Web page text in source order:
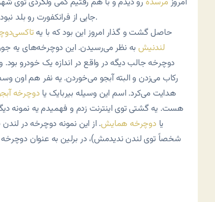
جایی از فرانکفورت رو بلد نبود و به هر حال مجبور بودیم از توی نقشه مسیریابی کنیم.
حاصل گشت و گذار امروز این بود که با یه
لندنیش به نظر می‌رسیدن. این دوچرخه‌های یه
دوچرخه جالب دیگه در واقع در اندازه یک خودرو
رکاب می‌زدن و البته آبجو می‌خوردن. یه نفر هم
هدایت می‌کرد. اسم این وسیله بیربایک یا دوچرخه
هست. یه گشتی توی اینترنت زدم و فهمیدم یه نمونه
یا دوچرخه همایش. از این نمونه دوچرخه در
شخصاً توی لندن ندیدمش)، در برلین به عنوان